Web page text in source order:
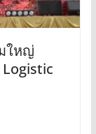
ใหญ่